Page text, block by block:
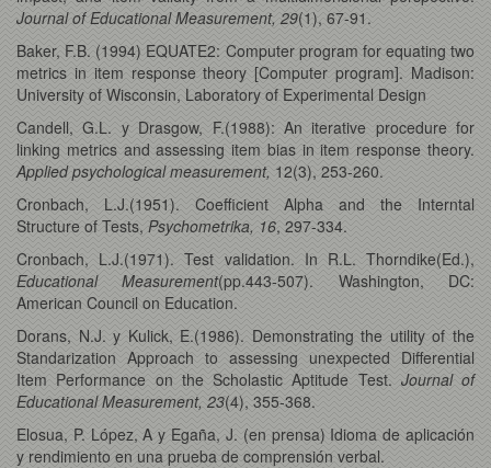
Journal of Educational Measurement, 29(1), 67-91.
Baker, F.B. (1994) EQUATE2: Computer program for equating two
metrics in item response theory [Computer program]. Madison:
University of Wisconsin, Laboratory of Experimental Design
Candell, G.L. y Drasgow, F.(1988): An iterative procedure for
linking metrics and assessing item bias in item response theory.
Applied psychological measurement, 12(3), 253-260.
Cronbach, L.J.(1951). Coefficient Alpha and the Interntal
Structure of Tests, Psychometrika, 16, 297-334.
Cronbach, L.J.(1971). Test validation. In R.L. Thorndike(Ed.),
Educational Measurement(pp.443-507). Washington, DC:
American Council on Education.
Dorans, N.J. y Kulick, E.(1986). Demonstrating the utility of the
Standarization Approach to assessing unexpected Differential
Item Performance on the Scholastic Aptitude Test. Journal of
Educational Measurement, 23(4), 355-368.
Elosua, P. López, A y Egaña, J. (en prensa) Idioma de aplicación
y rendimiento en una prueba de comprensión verbal.